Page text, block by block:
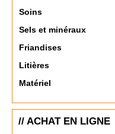
Soins
Sels et minéraux
Friandises
Litières
Matériel
// ACHAT EN LIGNE